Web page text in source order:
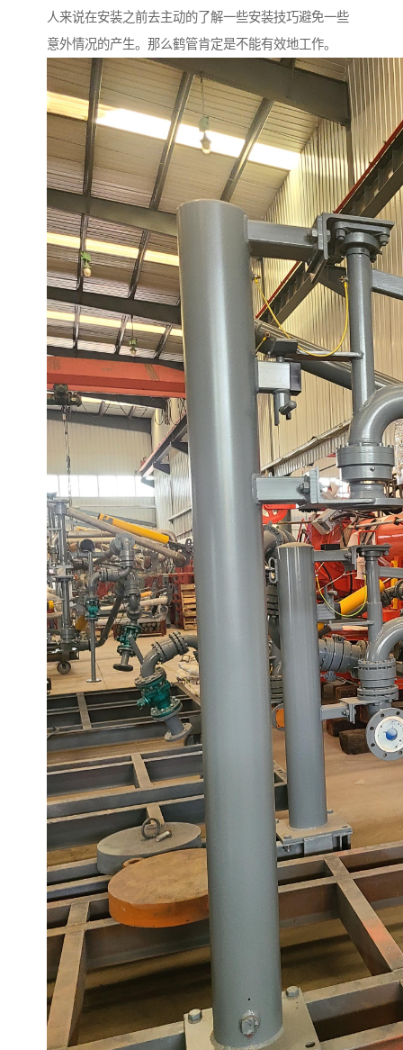
人来说在安装之前去主动的了解一些安装技巧避免一些
意外情况的产生。那么鹤管肯定是不能有效地工作。